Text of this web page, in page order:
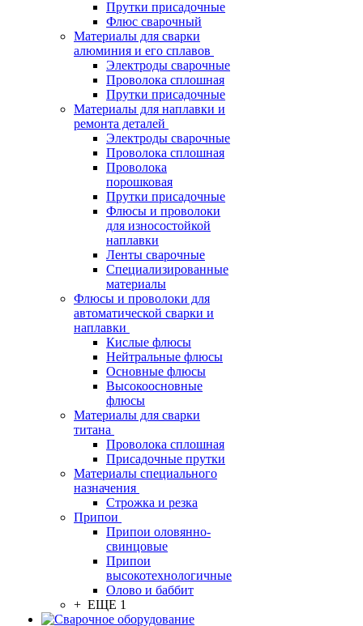
Прутки присадочные
Флюс сварочный
Материалы для сварки
алюминия и его сплавов
Электроды сварочные
Проволока сплошная
Прутки присадочные
Материалы для наплавки и
ремонта деталей
Электроды сварочные
Проволока сплошная
Проволока
порошковая
Прутки присадочные
Флюсы и проволоки
для износостойкой
наплавки
Ленты сварочные
Специализированные
материалы
Флюсы и проволоки для
автоматической сварки и
наплавки
Кислые флюсы
Нейтральные флюсы
Основные флюсы
Высокоосновные
флюсы
Материалы для сварки
титана
Проволока сплошная
Присадочные прутки
Материалы специального
назначения
Строжка и резка
Припои
Припои оловянно-
свинцовые
Припои
высокотехнологичные
Олово и баббит
+ ЕЩЕ 1